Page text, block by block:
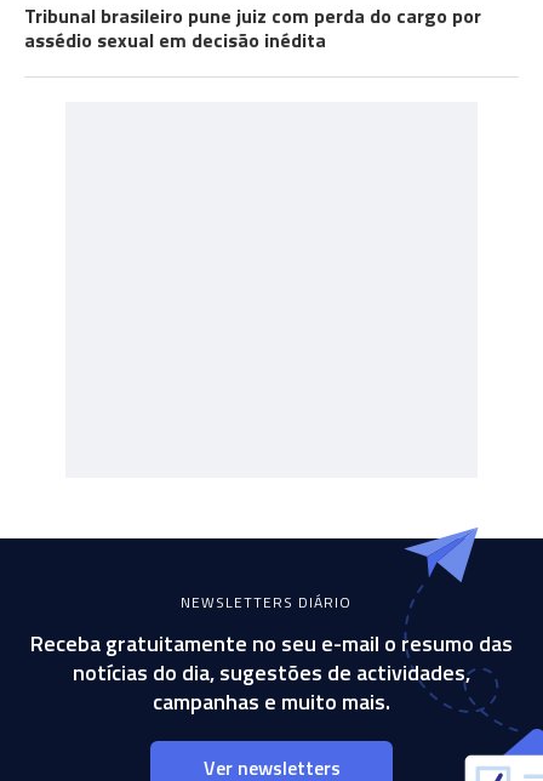
Tribunal brasileiro pune juiz com perda do cargo por
assédio sexual em decisão inédita
NEWSLETTERS DIÁRIO
Receba gratuitamente no seu e-mail o resumo das
notícias do dia, sugestões de actividades,
campanhas e muito mais.
Ver newsletters